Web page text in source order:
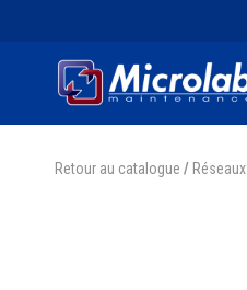
Retour au catalogue / Réseaux